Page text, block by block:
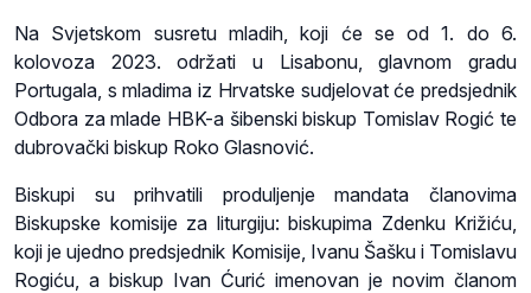
Na Svjetskom susretu mladih, koji će se od 1. do 6.
kolovoza 2023. održati u Lisabonu, glavnom gradu
Portugala, s mladima iz Hrvatske sudjelovat će predsjednik
Odbora za mlade HBK-a šibenski biskup Tomislav Rogić te
dubrovački biskup Roko Glasnović.
Biskupi su prihvatili produljenje mandata članovima
Biskupske komisije za liturgiju: biskupima Zdenku Križiću,
koji je ujedno predsjednik Komisije, Ivanu Šašku i Tomislavu
Rogiću, a biskup Ivan Ćurić imenovan je novim članom